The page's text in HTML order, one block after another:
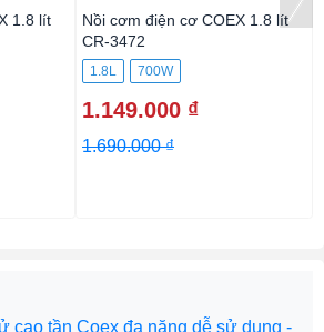
1.8 lít
Nồi cơm điện cơ COEX 1.8 lít
CR-3472
1.8L 700W
1.149.000 ₫
1.690.000 ₫
cao tần Coex đa năng dễ sử dụng -